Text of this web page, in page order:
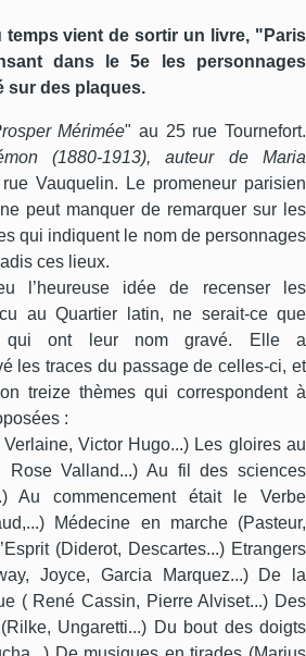
temps vient de sortir un livre, "Paris
dans le 5e les personnages
sur des plaques.
Mérimée" au 25 rue Tournefort.
(1880-1913), auteur de Maria
Vauquelin. Le promeneur parisien
peut manquer de remarquer sur les
qui indiquent le nom de personnages
ces lieux.
l’heureuse idée de recenser les
au Quartier latin, ne serait-ce que
qui ont leur nom gravé. Elle a
les traces du passage de celles-ci, et
treize thèmes qui correspondent à
:
Victor Hugo...) Les gloires au
Rose Valland...) Au fil des sciences
Au commencement était le Verbe
Médecine en marche (Pasteur,
(Diderot, Descartes...) Etrangers
Joyce, Garcia Marquez...) De la
( René Cassin, Pierre Alviset...) Des
Ungaretti...) Du bout des doigts